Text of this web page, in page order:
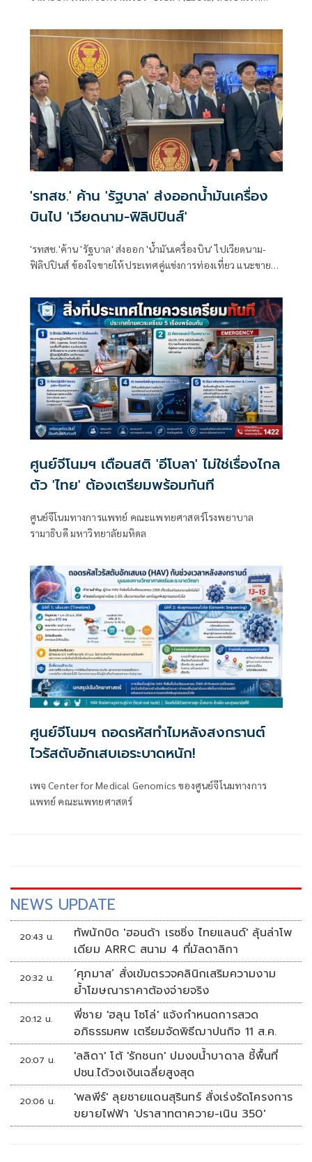
'รทสช.' ค้าน 'รัฐบาล' ส่งออกน้ำมันเครื่อง
บินไป 'เวียดนาม-ฟิลิปปินส์'
'รทสช.'ค้าน 'รัฐบาล' ส่งออก 'น้ำมันเครื่องบิน' ไปเวียดนาม-
ฟิลิปปินส์ ข้องใจขายให้ประเทศคู่แข่งการท่องเที่ยว แนะขายให้
ศูนย์จีโนมฯ เตือนสติ 'อีโบลา' ไม่ใช่เรื่องไกล
ตัว 'ไทย' ต้องเตรียมพร้อมทันที
ศูนย์จีโนมทางการแพทย์ คณะแพทยศาสตร์โรงพยาบาล
รามาธิบดี มหาวิทยาลัยมหิดล
ศูนย์จีโนมฯ ถอดรหัสทำไมหลังสงกรานต์
ไวรัสตับอักเสบเอระบาดหนัก!
เพจ Center for Medical Genomics ของศูนย์จีโนมทางการ
แพทย์ คณะแพทยศาสตร์
NEWS UPDATE
20:43 น.
ทัพนักบิด 'ฮอนด้า เรซซิ่ง ไทยแลนด์' ลุ้นล่าโพ
เดียม ARRC สนาม 4 ที่มัลดาลิกา
20:32 น.
‘ศุภมาส’ สั่งเข้มตรวจคลินิกเสริมความงาม
ย้ำโฆษณาราคาต้องจ่ายจริง
20:12 น.
พี่ชาย 'ฮลุน โซโล่' แจ้งกำหนดการสวด
อภิธรรมศพ เตรียมจัดพิธีฌาปนกิจ 11 ส.ค.
20:07 น.
'ลลิดา' โต้ 'รักชนก' ปมงบน้ำบาดาล ชี้พื้นที่
ปชน.ได้วงเงินเฉลี่ยสูงสุด
20:06 น.
'พลพีร์' ลุยชายแดนสุรินทร์ สั่งเร่งรัดโครงการ
ขยายไฟฟ้า 'ปราสาทตาควาย-เนิน 350'